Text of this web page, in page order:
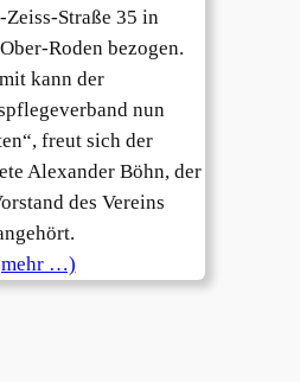
Straße 35 in
Roden bezogen.
kann der
nun
freut sich der
Alexander Böhn, der
des Vereins
…)